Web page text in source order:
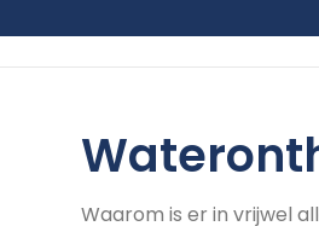
Waarom is er in vrijwel